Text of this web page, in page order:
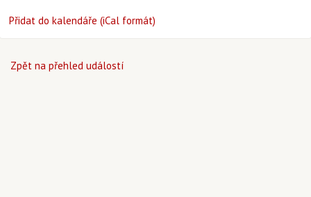
Přidat do kalendáře (iCal formát)
Zpět na přehled událostí